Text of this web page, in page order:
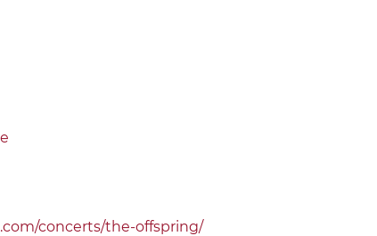
concerts/the-offspring/